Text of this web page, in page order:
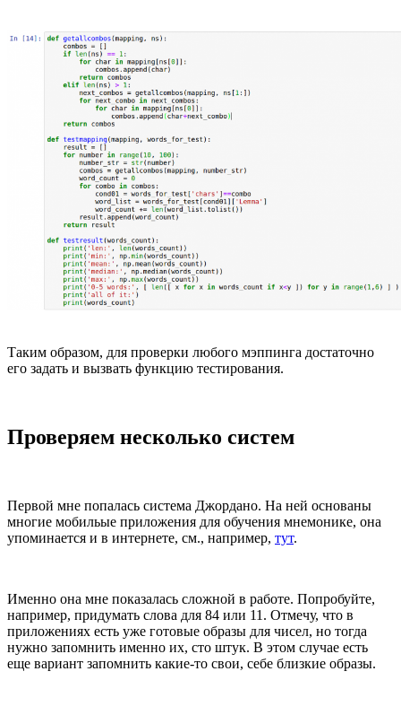
Таким образом, для проверки любого мэппинга достаточно
его задать и вызвать функцию тестирования.
Проверяем несколько систем
Первой мне попалась система Джордано. На ней основаны
многие мобильые приложения для обучения мнемонике, она
упоминается и в интернете, см., например, тут.
Именно она мне показалась сложной в работе. Попробуйте,
например, придумать слова для 84 или 11. Отмечу, что в
приложениях есть уже готовые образы для чисел, но тогда
нужно запомнить именно их, сто штук. В этом случае есть
еще вариант запомнить какие-то свои, себе близкие образы.